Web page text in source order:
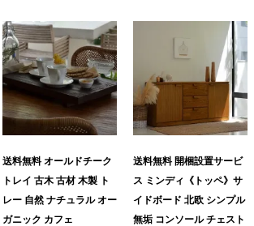
送料無料 オールドチーク
トレイ 古木 古材 木製 ト
レー 自然 ナチュラル オー
ガニック カフェ
送料無料 開梱設置サービ
ス ミンディ《トッペ》サ
イドボード 北欧 シンプル
無垢 コンソール チェスト